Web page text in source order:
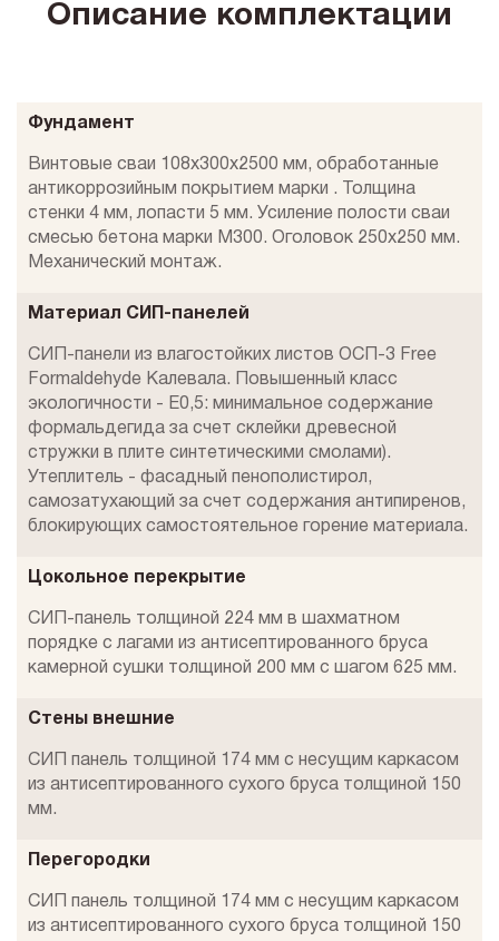
Описание комплектации
Фундамент
Винтовые сваи 108x300x2500 мм, обработанные
антикоррозийным покрытием марки . Толщина
стенки 4 мм, лопасти 5 мм. Усиление полости сваи
смесью бетона марки М300. Оголовок 250х250 мм.
Механический монтаж.
Материал СИП-панелей
СИП-панели из влагостойких листов ОСП-3 Free
Formaldehyde Калевала. Повышенный класс
экологичности - Е0,5: минимальное содержание
формальдегида за счет склейки древесной
стружки в плите синтетическими смолами).
Утеплитель - фасадный пенополистирол,
самозатухающий за счет содержания антипиренов,
блокирующих самостоятельное горение материала.
Цокольное перекрытие
СИП-панель толщиной 224 мм в шахматном
порядке с лагами из антисептированного бруса
камерной сушки толщиной 200 мм с шагом 625 мм.
Стены внешние
СИП панель толщиной 174 мм с несущим каркасом
из антисептированного сухого бруса толщиной 150
мм.
Перегородки
СИП панель толщиной 174 мм с несущим каркасом
из антисептированного сухого бруса толщиной 150